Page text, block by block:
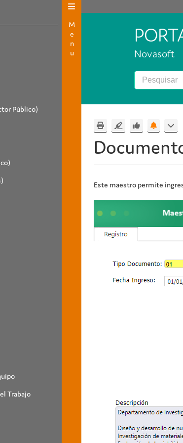
Público)
Trabajo
Menu Novasoft
Este maestro permite